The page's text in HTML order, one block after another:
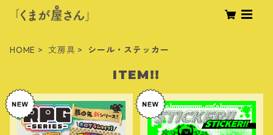
HOME 文房具 シール・ステッカー
ITEM!!